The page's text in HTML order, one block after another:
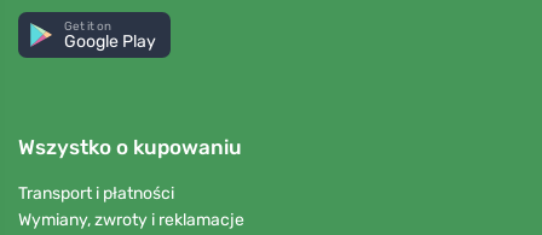
Get it on
Google Play
Wszystko o kupowaniu
Transport i płatności
Wymiany, zwroty i reklamacje